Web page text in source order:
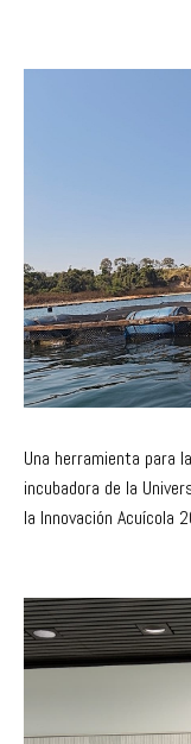
Una herramienta para
incubadora de la
la Innovación Acuícola